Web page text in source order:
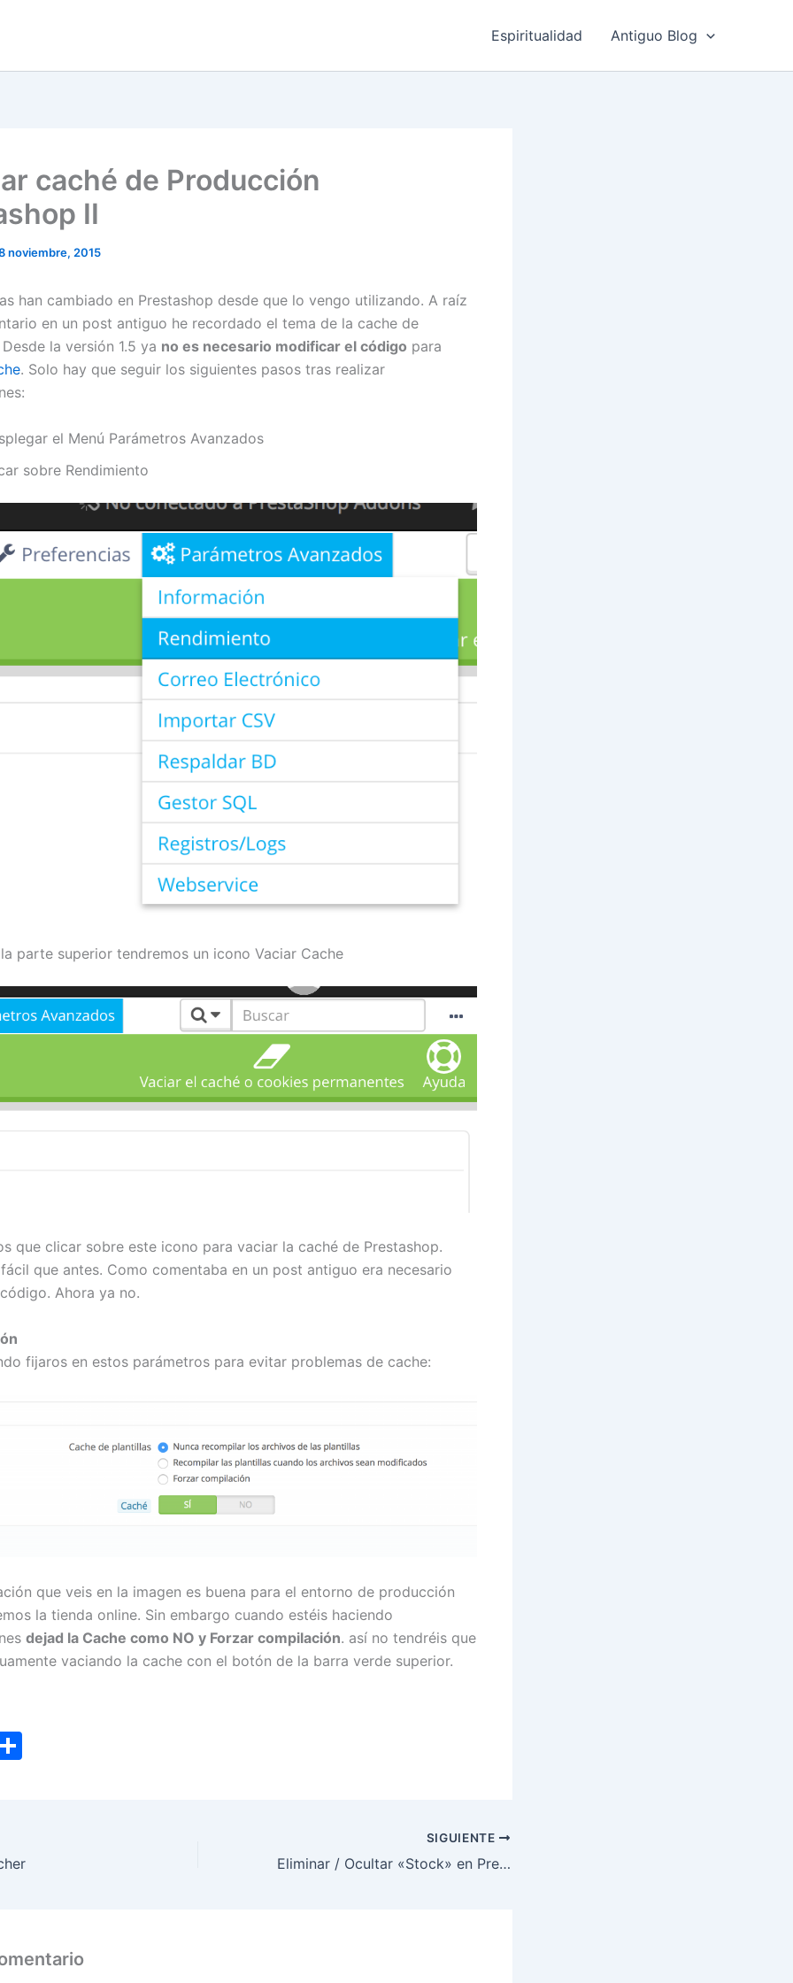
Espiritualidad Antiguo Blog
caché de Producción
II
noviembre, 2015
han cambiado en Prestashop desde que lo vengo utilizando. A raíz
en un post antiguo he recordado el tema de la cache de
la versión 1.5 ya no es necesario modificar el código para
. Solo hay que seguir los siguientes pasos tras realizar
el Menú Parámetros Avanzados
sobre Rendimiento
parte superior tendremos un icono Vaciar Cache
que clicar sobre este icono para vaciar la caché de Prestashop.
que antes. Como comentaba en un post antiguo era necesario
Ahora ya no.
fijaros en estos parámetros para evitar problemas de cache:
que veis en la imagen es buena para el entorno de producción
la tienda online. Sin embargo cuando estéis haciendo
dejad la Cache como NO y Forzar compilación. así no tendréis que
vaciando la cache con el botón de la barra verde superior.
ar
SIGUIENTE
Eliminar / Ocultar «Stock» en Prestahop